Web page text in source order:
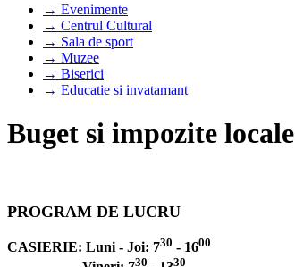
→ Evenimente
→ Centrul Cultural
→ Sala de sport
→ Muzee
→ Biserici
→ Educatie si invatamant
Buget si impozite locale
PROGRAM DE LUCRU
CASIERIE: Luni - Joi: 730 - 1600
30 30